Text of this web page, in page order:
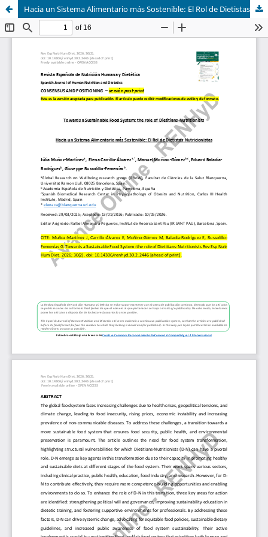
Hacia un Sistema Alimentario más Sostenible: El Rol de Dietistas-Nutricionistas